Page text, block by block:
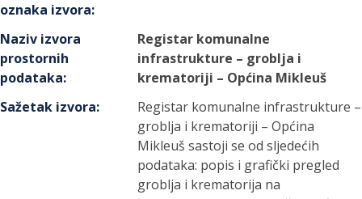
oznaka izvora:
Naziv izvora
prostornih
podataka:
Registar komunalne
infrastrukture – groblja i
krematoriji – Općina Mikleuš
Sažetak izvora:
Registar komunalne infrastrukture –
groblja i krematoriji – Općina
Mikleuš sastoji se od sljedećih
podataka: popis i grafički pregled
groblja i krematorija na